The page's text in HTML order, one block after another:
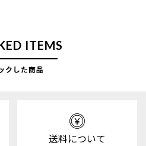
ITEMS
クした商品
送料について